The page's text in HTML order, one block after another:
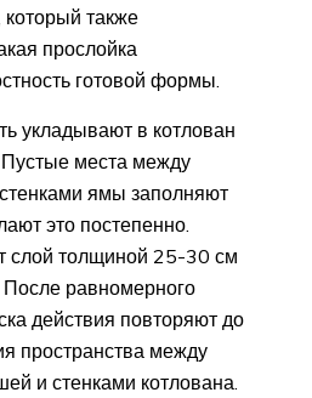
также
прослойка
готовой формы.
укладывают в котлован
места между
ямы заполняют
это постепенно.
слой толщиной 25-30 см
равномерного
действия повторяют до
пространства между
и стенками котлована.